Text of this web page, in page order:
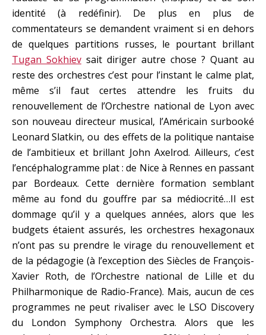
identité (à redéfinir). De plus en plus de
commentateurs se demandent vraiment si en dehors
de quelques partitions russes, le pourtant brillant
Tugan Sokhiev sait diriger autre chose ? Quant au
reste des orchestres c’est pour l’instant le calme plat,
même s’il faut certes attendre les fruits du
renouvellement de l’Orchestre national de Lyon avec
son nouveau directeur musical, l’Américain surbooké
Leonard Slatkin, ou des effets de la politique nantaise
de l’ambitieux et brillant John Axelrod. Ailleurs, c’est
l’encéphalogramme plat : de Nice à Rennes en passant
par Bordeaux. Cette dernière formation semblant
même au fond du gouffre par sa médiocrité…Il est
dommage qu’il y a quelques années, alors que les
budgets étaient assurés, les orchestres hexagonaux
n’ont pas su prendre le virage du renouvellement et
de la pédagogie (à l’exception des Siècles de François-
Xavier Roth, de l’Orchestre national de Lille et du
Philharmonique de Radio-France). Mais, aucun de ces
programmes ne peut rivaliser avec le LSO Discovery
du London Symphony Orchestra. Alors que les